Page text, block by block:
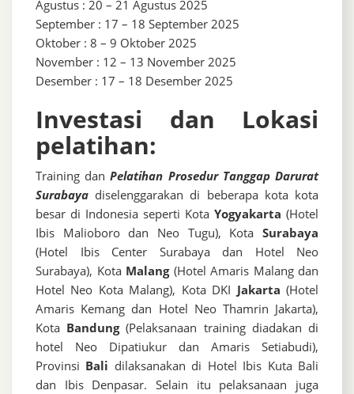
Agustus : 20 – 21 Agustus 2025
September : 17 – 18 September 2025
Oktober : 8 – 9 Oktober 2025
November : 12 – 13 November 2025
Desember : 17 – 18 Desember 2025
Investasi dan Lokasi
pelatihan:
Training danPelatihan Prosedur Tanggap Darurat
Surabaya diselenggarakan di beberapa kota kota
besar di Indonesia seperti Kota Yogyakarta (Hotel
Ibis Malioboro dan Neo Tugu), Kota Surabaya
(Hotel Ibis Center Surabaya dan Hotel Neo
Surabaya), Kota Malang(Hotel Amaris Malang dan
Hotel Neo Kota Malang), Kota DKI Jakarta (Hotel
Amaris Kemang dan Hotel Neo Thamrin Jakarta),
Kota Bandung(Pelaksanaan training diadakan di
hotel Neo Dipatiukur dan Amaris Setiabudi),
Provinsi Bali dilaksanakan di Hotel Ibis Kuta Bali
dan Ibis Denpasar. Selain itu pelaksanaan juga